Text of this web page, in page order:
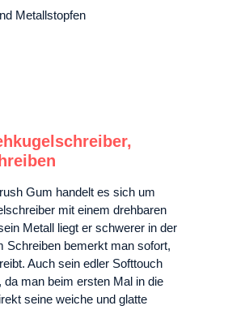
Metallstopfen
Gum handelt es sich um
mit einem drehbaren
Metall liegt er schwerer in der
Schreiben bemerkt man sofort,
Auch sein edler Softtouch
da man beim ersten Mal in die
seine weiche und glatte